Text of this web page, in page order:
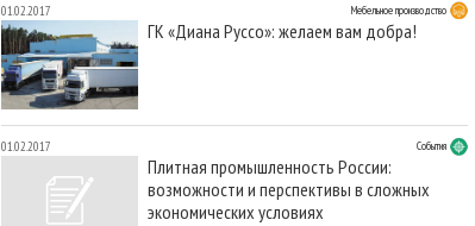
01.02.2017 Мебельное производство
ГК «Диана Руссо»: желаем вам добра!
01.02.2017 События
Плитная промышленность России:
возможности и перспективы в сложных
экономических условиях